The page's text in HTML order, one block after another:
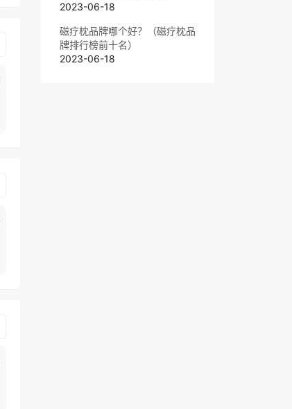
2023-06-18
磁疗枕品牌哪个好？（磁疗枕品
牌排行榜前十名）
2023-06-18